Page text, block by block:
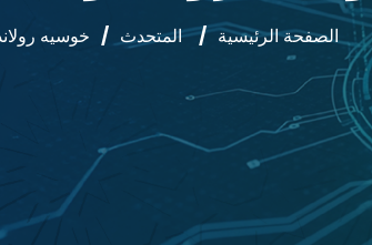
الصفحة الرئيسية / المتحدث / خوسيه